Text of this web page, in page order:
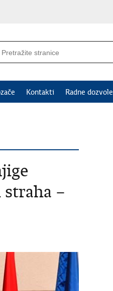
Kontakti Radne dozvole
straha –